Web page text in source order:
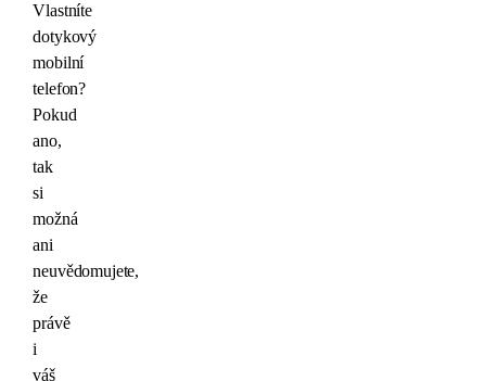
Vlastníte
dotykový
mobilní
telefon?
Pokud
ano,
tak
si
možná
ani
neuvědomujete,
že
právě
i
váš